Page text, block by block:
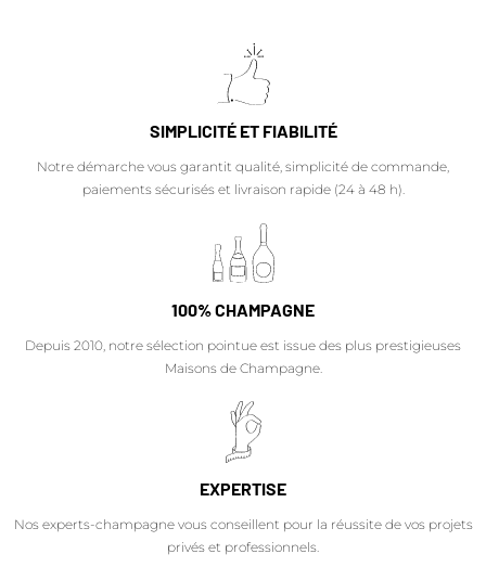
SIMPLICITÉ ET FIABILITÉ
Notre démarche vous garantit qualité, simplicité de commande,
paiements sécurisés et livraison rapide (24 à 48 h).
100% CHAMPAGNE
Depuis 2010, notre sélection pointue est issue des plus prestigieuses
Maisons de Champagne.
EXPERTISE
Nos experts-champagne vous conseillent pour la réussite de vos projets
privés et professionnels.